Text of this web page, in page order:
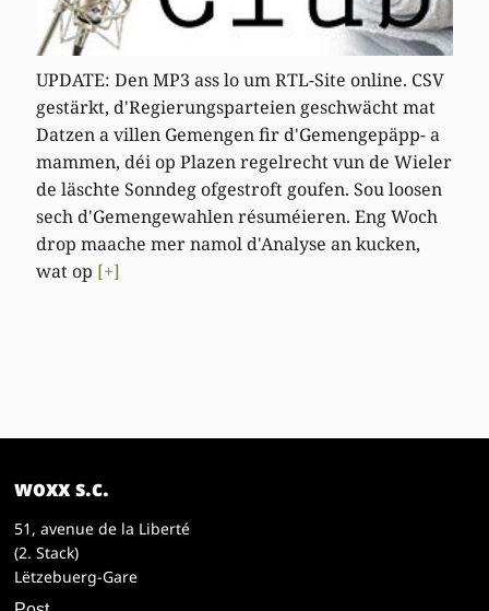
UPDATE: Den MP3 ass lo um RTL-Site online. CSV
gestärkt, d'Regierungsparteien geschwächt mat
Datzen a villen Gemengen fir d'Gemengepäpp- a
mammen, déi op Plazen regelrecht vun de Wieler
de läschte Sonndeg ofgestroft goufen. Sou loosen
sech d'Gemengewahlen résuméieren. Eng Woch
drop maache mer namol d'Analyse an kucken,
wat op [+]
woxx s.c.
51, avenue de la Liberté
(2. Stack)
Lëtzebuerg-Gare